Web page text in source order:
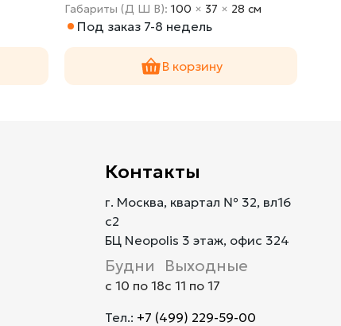
Габариты (Д Ш В):100 × 37 × 28 cм
Под заказ 7-8 недель
В корзину
Контакты
г. Москва, квартал № 32, вл16
с2
БЦ Neopolis 3 этаж, офис 324
Будни
с 10 по 18
Выходные
с 11 по 17
Тел.: +7 (499) 229-59-00